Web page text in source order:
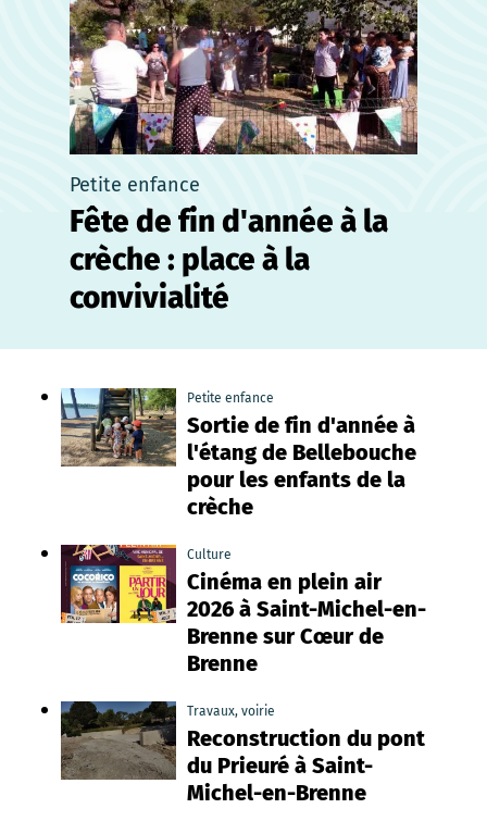
Petite enfance
Fête de fin d'année à la
crèche : place à la
convivialité
Petite enfance
Sortie de fin d'année à
l'étang de Bellebouche
pour les enfants de la
crèche
Culture
Cinéma en plein air
2026 à Saint-Michel-en-
Brenne sur Cœur de
Brenne
Travaux, voirie
Reconstruction du pont
du Prieuré à Saint-
Michel-en-Brenne